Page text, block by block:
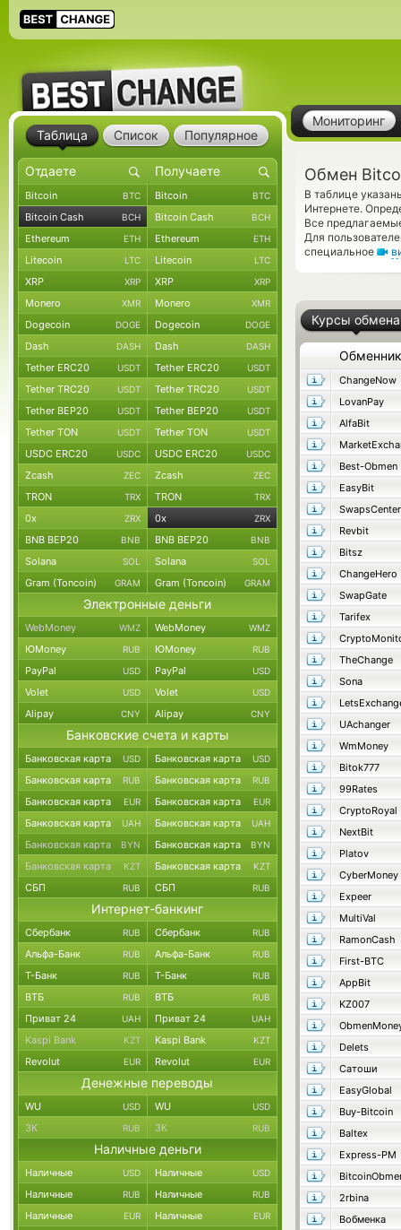
Мониторинг
Обмен
В таблице
Интернете.
Все
Для
специальное
Курсы обмена
Обменник
ChangeNow
LovanPay
AlfaBit
Best-Obmen
EasyBit
SwapsCenter
Revbit
Bitsz
ChangeHero
SwapGate
Tarifex
TheChange
Sona
UAchanger
WmMoney
Bitok777
99Rates
CryptoRoyal
NextBit
Platov
CyberMoney
Expeer
MultiVal
RamonCash
First-BTC
AppBit
KZ007
Delets
Сатоши
EasyGlobal
Buy-Bitcoin
Baltex
Express-PM
2rbina
Вобменка
Таблица Список Популярное
Bitcoin BTC Bitcoin BTC
Bitcoin Cash BCH Bitcoin Cash BCH
Ethereum ETH Ethereum ETH
Litecoin LTC Litecoin LTC
XRP XRP XRP XRP
Monero XMR Monero XMR
Dogecoin DOGE Dogecoin DOGE
Dash DASH Dash DASH
Tether ERC20 USDT Tether ERC20 USDT
Tether TRC20 USDT Tether TRC20 USDT
Tether BEP20 USDT Tether BEP20 USDT
Tether TON USDT Tether TON USDT
USDC ERC20 USDC USDC ERC20 USDC
Zcash ZEC Zcash ZEC
TRON TRX TRON TRX
0x ZRX 0x ZRX
BNB BEP20 BNB BNB BEP20 BNB
Solana SOL Solana SOL
Gram (Toncoin) GRAM Gram (Toncoin) GRAM
Электронные деньги
WebMoney WMZ WebMoney WMZ
ЮMoney RUB ЮMoney RUB
PayPal USD PayPal USD
Volet USD Volet USD
Alipay CNY Alipay CNY
Банковские счета и карты
Банковская карта USD Банковская карта USD
Банковская карта RUB Банковская карта RUB
Банковская карта EUR Банковская карта EUR
Банковская карта UAH Банковская карта UAH
Банковская карта BYN Банковская карта BYN
Банковская карта KZT Банковская карта KZT
СБП RUB СБП RUB
Интернет-банкинг
Сбербанк RUB Сбербанк RUB
Альфа-Банк RUB Альфа-Банк RUB
Т-Банк RUB Т-Банк RUB
ВТБ RUB ВТБ RUB
Приват 24 UAH Приват 24 UAH
Kaspi Bank KZT Kaspi Bank KZT
Revolut EUR Revolut EUR
Денежные переводы
WU USD WU USD
ЗК RUB ЗК RUB
Наличные деньги
Наличные USD Наличные USD
Наличные RUB Наличные RUB
Наличные EUR Наличные EUR